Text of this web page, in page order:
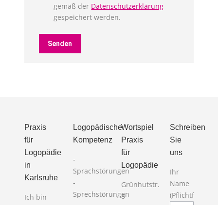
gemäß der Datenschutzerklärung
gespeichert werden.
Praxis
für
Logopädie
in
Karlsruhe
Ich bin
Logopädische
Kompetenz
-
Sprachstörungen
-
Sprechstörungen
Wortspiel
Praxis
für
Logopädie
Grünhutstr.
8
Schreiben
Sie
uns
Ihr
Name
(Pflichtfeld)